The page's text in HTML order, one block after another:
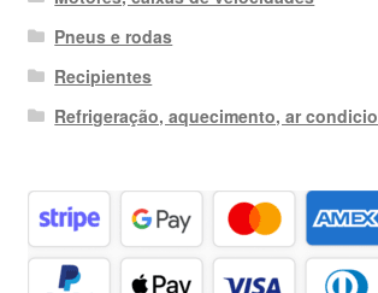
Pneus e rodas
Recipientes
Refrigeração, aquecimento, ar